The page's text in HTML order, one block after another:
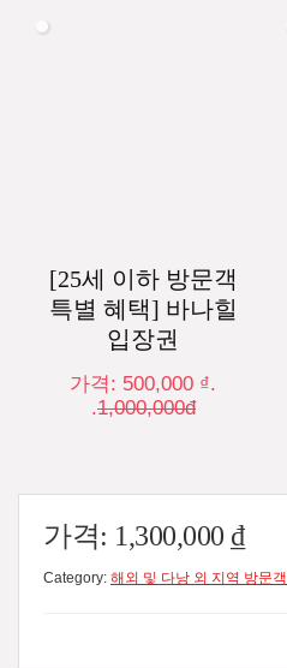
[25세 이하 방문객
특별 혜택] 바나힐
입장권
가격: 500,000 ₫.
.1,000,000đ
가격: 1,300,000 ₫
Category: 해외 및 다낭 외 지역 방문객